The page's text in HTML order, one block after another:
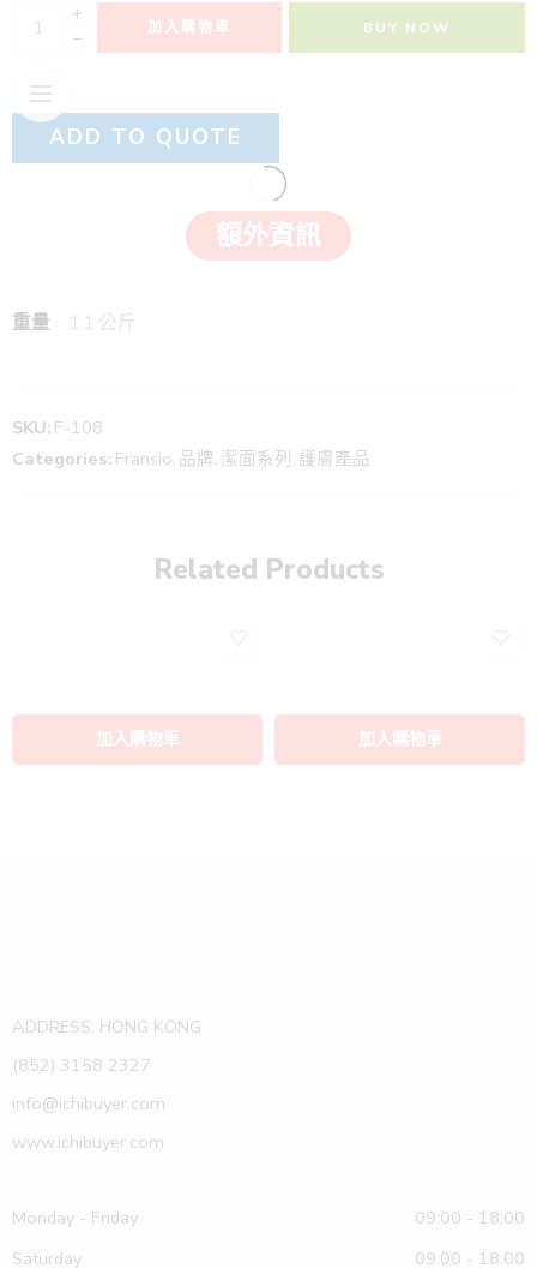
+
−
加入購物車 BUY NOW
ADD TO QUOTE
額外資訊
重量 1.1 公斤
SKU: F-108
Categories: Fransio, 品牌, 潔面系列 , 護膚產品
Related Products
ADDRESS: HONG KONG
(852) 3158 2327
info@ichibuyer.com
www.ichibuyer.com
Monday - Friday
09:00 - 18:00
Saturday
09:00 - 18:00